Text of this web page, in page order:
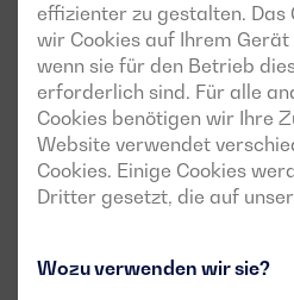
effizienter zu gestalten. Das
wir Cookies auf Ihrem
wenn sie für den Betrieb
erforderlich sind. Für alle
Cookies benötigen wir Ihre
Website verwendet
Cookies. Einige Cookies
Dritter gesetzt, die auf
Wozu verwenden wir sie?
Email
Ich bin damit
Newsletter auf dem